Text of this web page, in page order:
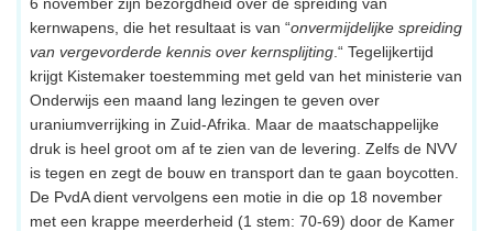
kernwapens, die het resultaat is van “onvermijdelijke spreiding
van vergevorderde kennis over kernsplijting .“ Tegelijkertijd
krijgt Kistemaker toestemming met geld van het ministerie van
Onderwijs een maand lang lezingen te geven over
uraniumverrijking in Zuid-Afrika. Maar de maatschappelijke
druk is heel groot om af te zien van de levering. Zelfs de NVV
is tegen en zegt de bouw en transport dan te gaan boycotten.
De PvdA dient vervolgens een motie in die op 18 november
met een krappe meerderheid (1 stem: 70-69) door de Kamer